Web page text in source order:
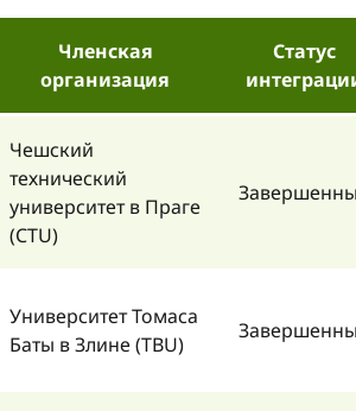
Членская
организация
Статус
Чешский
технический
университет в Праге
(CTU)
Университет Томаса
Баты в Злине (TBU)